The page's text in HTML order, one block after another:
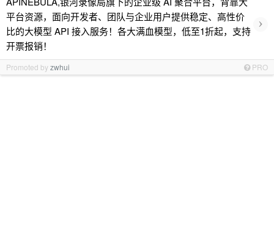
平台资源，面向开发者、团队与企业用户提供稳定、高性价
比的大模型 API 接入服务！各大满血模型，低至1折起，支持
开票报销！
›
Promoted byzwhui PRO